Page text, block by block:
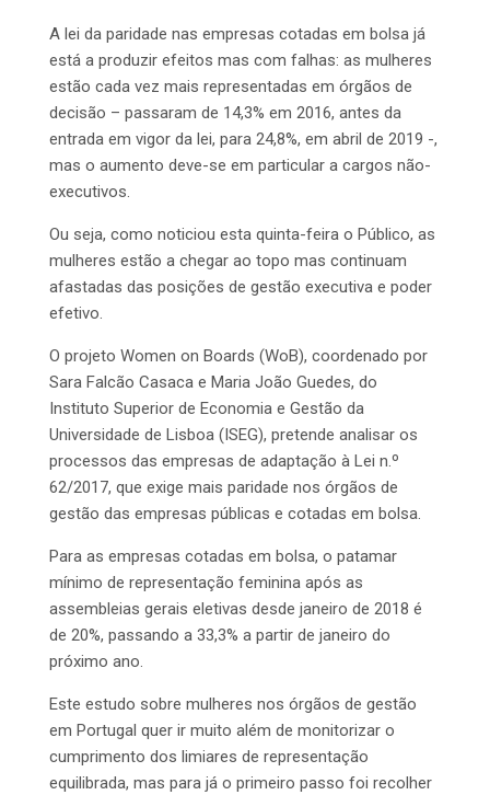
A lei da paridade nas empresas cotadas em bolsa já
está a produzir efeitos mas com falhas: as mulheres
estão cada vez mais representadas em órgãos de
decisão – passaram de 14,3% em 2016, antes da
entrada em vigor da lei, para 24,8%, em abril de 2019 -,
mas o aumento deve-se em particular a cargos não-
executivos.
Ou seja, como noticiou esta quinta-feira o Público, as
mulheres estão a chegar ao topo mas continuam
afastadas das posições de gestão executiva e poder
efetivo.
O projeto Women on Boards (WoB), coordenado por
Sara Falcão Casaca e Maria João Guedes, do
Instituto Superior de Economia e Gestão da
Universidade de Lisboa (ISEG), pretende analisar os
processos das empresas de adaptação à Lei n.º
62/2017, que exige mais paridade nos órgãos de
gestão das empresas públicas e cotadas em bolsa.
Para as empresas cotadas em bolsa, o patamar
mínimo de representação feminina após as
assembleias gerais eletivas desde janeiro de 2018 é
de 20%, passando a 33,3% a partir de janeiro do
próximo ano.
Este estudo sobre mulheres nos órgãos de gestão
em Portugal quer ir muito além de monitorizar o
cumprimento dos limiares de representação
equilibrada, mas para já o primeiro passo foi recolher